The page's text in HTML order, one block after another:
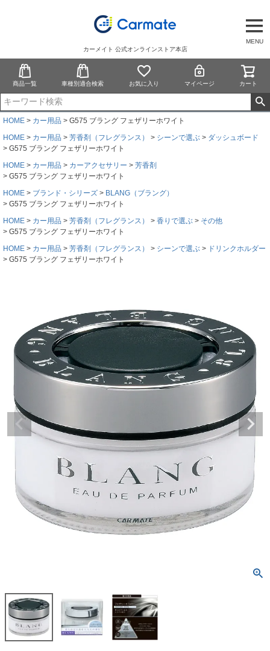
MENU
カーメイト 公式オンラインストア本店
商品一覧 車種別適合検索 お気に入り マイページ カート
HOME カー用品
G575 ブラング フェザリーホワイト
HOME
カー用品 芳香剤（フレグランス） シーンで選ぶ
ダッシュボード
G575 ブラング フェザリーホワイト
HOME
カー用品 カーアクセサリー
芳香剤
G575 ブラング フェザリーホワイト
HOME
ブランド・シリーズ
BLANG（ブラング）
G575 ブラング フェザリーホワイト
HOME
カー用品 芳香剤（フレグランス） 香りで選ぶ
その他
G575 ブラング フェザリーホワイト
HOME
カー用品 芳香剤（フレグランス） シーンで選ぶ
ドリンクホルダー
G575 ブラング フェザリーホワイト